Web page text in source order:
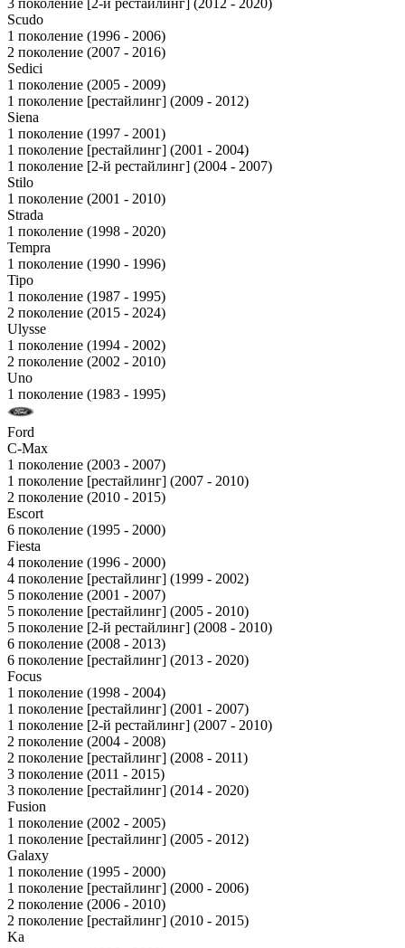
3 поколение [2-й рестайлинг] (2012 - 2020)
Scudo
1 поколение (1996 - 2006)
2 поколение (2007 - 2016)
Sedici
1 поколение (2005 - 2009)
1 поколение [рестайлинг] (2009 - 2012)
Siena
1 поколение (1997 - 2001)
1 поколение [рестайлинг] (2001 - 2004)
1 поколение [2-й рестайлинг] (2004 - 2007)
Stilo
1 поколение (2001 - 2010)
Strada
1 поколение (1998 - 2020)
Tempra
1 поколение (1990 - 1996)
Tipo
1 поколение (1987 - 1995)
2 поколение (2015 - 2024)
Ulysse
1 поколение (1994 - 2002)
2 поколение (2002 - 2010)
Uno
1 поколение (1983 - 1995)
Ford
C-Max
1 поколение (2003 - 2007)
1 поколение [рестайлинг] (2007 - 2010)
2 поколение (2010 - 2015)
Escort
6 поколение (1995 - 2000)
Fiesta
4 поколение (1996 - 2000)
4 поколение [рестайлинг] (1999 - 2002)
5 поколение (2001 - 2007)
5 поколение [рестайлинг] (2005 - 2010)
5 поколение [2-й рестайлинг] (2008 - 2010)
6 поколение (2008 - 2013)
6 поколение [рестайлинг] (2013 - 2020)
Focus
1 поколение (1998 - 2004)
1 поколение [рестайлинг] (2001 - 2007)
1 поколение [2-й рестайлинг] (2007 - 2010)
2 поколение (2004 - 2008)
2 поколение [рестайлинг] (2008 - 2011)
3 поколение (2011 - 2015)
3 поколение [рестайлинг] (2014 - 2020)
Fusion
1 поколение (2002 - 2005)
1 поколение [рестайлинг] (2005 - 2012)
Galaxy
1 поколение (1995 - 2000)
1 поколение [рестайлинг] (2000 - 2006)
2 поколение (2006 - 2010)
2 поколение [рестайлинг] (2010 - 2015)
Ka